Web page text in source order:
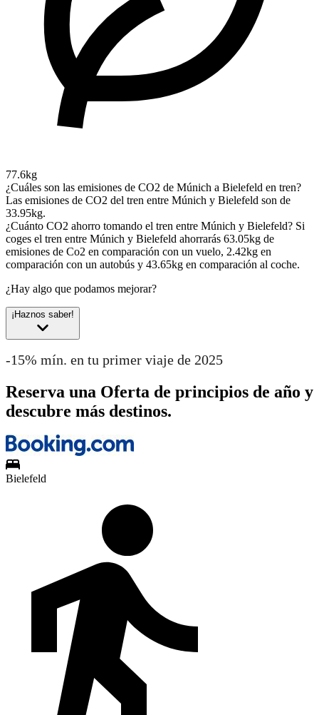
77.6kg
¿Cuáles son las emisiones de CO2 de Múnich a Bielefeld en tren?
Las emisiones de CO2 del tren entre Múnich y Bielefeld son de
33.95kg.
¿Cuánto CO2 ahorro tomando el tren entre Múnich y Bielefeld? Si
coges el tren entre Múnich y Bielefeld ahorrarás 63.05kg de
emisiones de Co2 en comparación con un vuelo, 2.42kg en
comparación con un autobús y 43.65kg en comparación al coche.
¿Hay algo que podamos mejorar?
¡Haznos saber!
-15% mín. en tu primer viaje de 2025
Reserva una Oferta de principios de año y
descubre más destinos.
Bielefeld